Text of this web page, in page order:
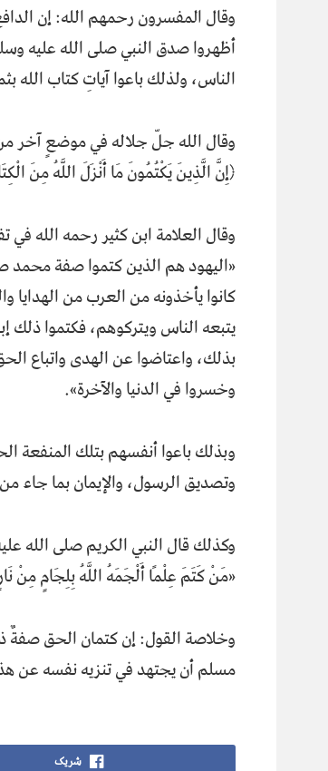
وقال المفسرون رحمهم الله: إن
أظهروا صدق النبي صلى الله عليه
الناس، ولذلك باعوا آياتِ كتاب
وقال الله جلّ جلاله في موضعٍ آخر
﴿إِنَّ الَّذِينَ يَكْتُمُونَ مَا أَنْزَلَ اللَّهُ مِنَ
وقال العلامة ابن كثير رحمه الله في
«اليهود هم الذين كتموا صفة محمد
كانوا يأخذونه من العرب من
يتبعه الناس ويتركوهم، فكتموا
بذلك، واعتاضوا عن الهدى واتباع
وخسروا في الدنيا والآخرة».
وبذلك باعوا أنفسهم بتلك المنفعة
وتصديق الرسول، والإيمان بما جاء
وكذلك قال النبي الكريم صلى الله
«مَنْ كَتَمَ عِلْمًا أَلْجَمَهُ اللَّهُ بِلِجَامٍ مِنْ
وخلاصة القول: إن كتمان الحق صفةٌ
مسلم أن يجتهد في تنزيه نفسه عن
شریک